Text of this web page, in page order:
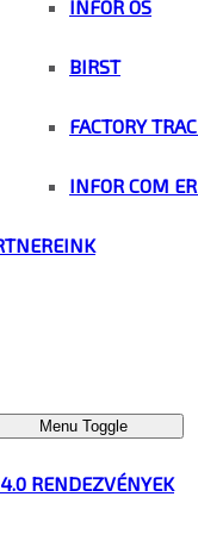
INFOR OS
BIRST
FACTORY
INFOR COM
Menu Toggle
RENDEZVÉNYEK